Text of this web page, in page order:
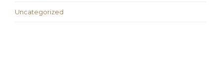
Uncategorized